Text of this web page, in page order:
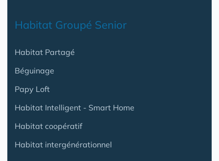
Habitat Groupé Senior
Habitat Partagé
Béguinage
Papy Loft
Habitat Intelligent - Smart Home
Habitat coopératif
Habitat intergénérationnel